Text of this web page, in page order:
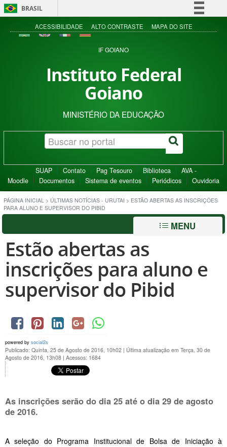
BRASIL
Simplifique!
Acesso à informação
ACESSIBILIDADE ALTO CONTRASTE MAPA DO SITE
IF GOIANO
Instituto Federal
Goiano
MINISTÉRIO DA EDUCAÇÃO
SUAP Contato Pag Tesouro Biblioteca
AVA -
Moodle
Documentos Sistema de eventos Periódicos Ouvidoria
PÁGINA INICIAL > ÚLTIMAS NOTÍCIAS - URUTAI > ESTÃO ABERTAS AS INSCRIÇÕES
PARA ALUNO E SUPERVISOR DO PIBID
MENU
Estão abertas as
inscrições para aluno e
supervisor do Pibid
powered by social2s
Publicado: Quinta, 25 de Agosto de 2016, 10h02 | Última atualização em Terça, 30 de
Agosto de 2016, 13h08 | Acessos: 1684
As inscrições serão do dia 25 até o dia 29 de agosto
de 2016.
A seleção do Programa Institucional de Bolsa de Iniciação à